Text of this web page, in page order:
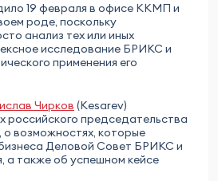
19 февраля в офисе ККМП и
роде, поскольку
анализ тех или иных
исследование БРИКС и
применения его
Чирков (Kesarev)
российского председательства
возможностях, которые
Деловой Совет БРИКС и
а также об успешном кейсе